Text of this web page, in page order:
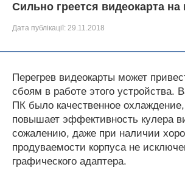
Сильно греется видеокарта на
Дата публікації: 29.11.2018
Перегрев видеокарты может
сбоям в работе этого устройства.
ПК было качественное охлаждение,
повышает эффективность кулера
сожалению, даже при наличии
продуваемости корпуса не
графического адаптера.